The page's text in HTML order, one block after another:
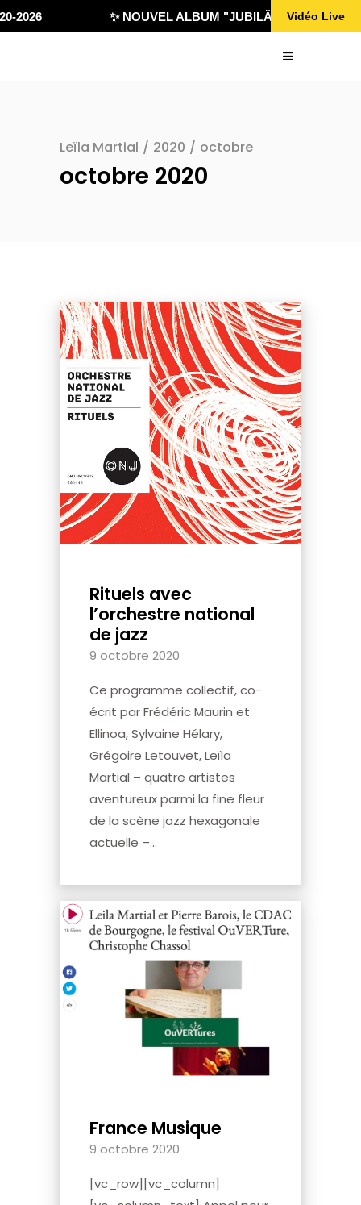
2026 ✨ NOUVEL ALBUM "JUBILÄ 432"Vidéo Live
Leïla Martial / 2020 / octobre
octobre 2020
Rituels avec
l’orchestre national
de jazz
9 octobre 2020
Ce programme collectif, co-
écrit par Frédéric Maurin et
Ellinoa, Sylvaine Hélary,
Grégoire Letouvet, Leïla
Martial – quatre artistes
aventureux parmi la fine fleur
de la scène jazz hexagonale
actuelle –...
France Musique
9 octobre 2020
[vc_row][vc_column]